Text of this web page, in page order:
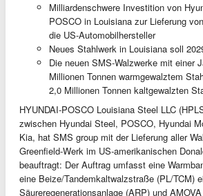
Milliardenschwere Investition von
POSCO in Louisiana zur Lieferung
die US-Automobilhersteller
Neues Stahlwerk in Louisiana soll
Die neuen SMS-Walzwerke mit einer
Millionen Tonnen warmgewalztem
2,0 Millionen Tonnen kaltgewalzten
HYUNDAI-POSCO Louisiana Steel LLC
zwischen Hyundai Steel, POSCO, Hyundai
Kia, hat SMS group mit der Lieferung aller
Greenfield-Werk im US-amerikanischen
beauftragt: Der Auftrag umfasst eine
eine Beize/Tandemkaltwalzstraße (PL/TCM)
Säureregenerationsanlage (ARP) und